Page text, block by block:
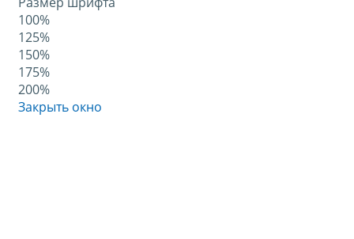
100%
125%
150%
175%
200%
Закрыть окно